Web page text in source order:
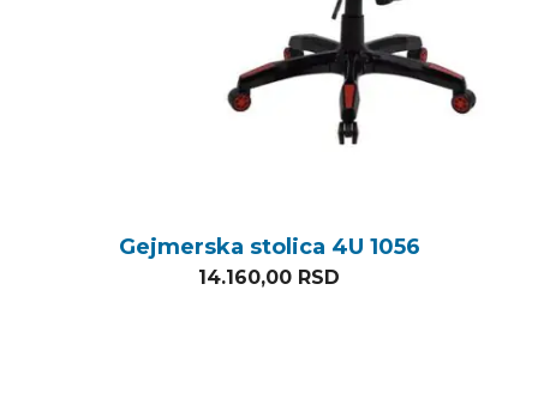
Gejmerska stolica 4U 1056
14.160,00 RSD